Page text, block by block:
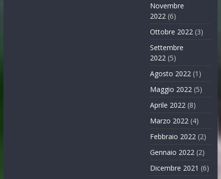
Novembre
2022 (6)
Ottobre 2022 (3)
Settembre
2022 (5)
Agosto 2022 (1)
Maggio 2022 (5)
Aprile 2022 (8)
Marzo 2022 (4)
Febbraio 2022 (2)
Gennaio 2022 (2)
Dicembre 2021 (6)